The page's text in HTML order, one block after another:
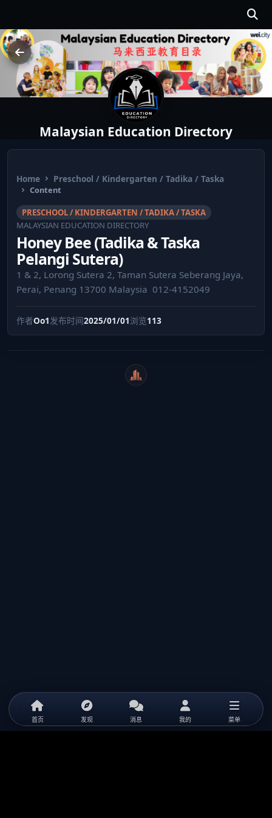
Malaysian Education Directory
Home Preschool / Kindergarten / Tadika / Taska
Content
PRESCHOOL / KINDERGARTEN / TADIKA / TASKA
MALAYSIAN EDUCATION DIRECTORY
Honey Bee (Tadika & Taska
Pelangi Sutera)
1 & 2, Lorong Sutera 2, Taman Sutera Seberang Jaya,
Perai, Penang 13700 Malaysia ⁣ 012-4152049
作者Oo1发布时间2025/01/01浏览113
WeiCity
首页 发现 消息 我的 菜单